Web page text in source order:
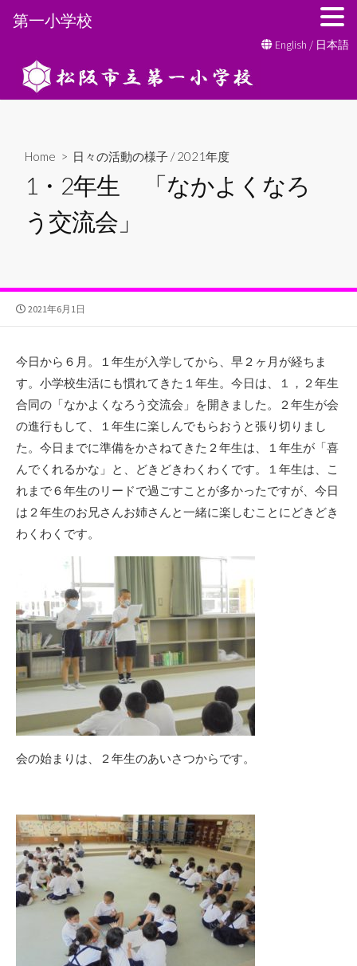
ン
English / 日本語
Home > 日々の活動の様子 /2021年度
1・2年生 「なかよくなろ
う交流会」
公
2021年6月1日
今日から６月。１年生が入学してから、早２ヶ月が経ちま
す。小学校生活にも慣れてきた１年生。今日は、１，２年生
合同の「なかよくなろう交流会」を開きました。２年生が会
の進行もして、１年生に楽しんでもらおうと張り切りまし
た。今日までに準備をかさねてきた２年生は、１年生が「喜
んでくれるかな」と、どきどきわくわくです。１年生は、こ
れまで６年生のリードで過ごすことが多かったですが、今日
は２年生のお兄さんお姉さんと一緒に楽しむことにどきどき
わくわくです。
会の始まりは、２年生のあいさつからです。
第一小学校